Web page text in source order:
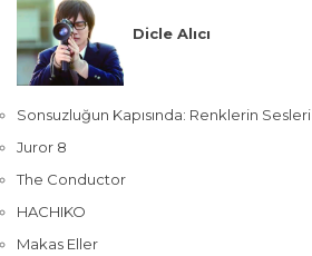
Dicle Alıcı
Sonsuzluğun Kapısında: Renklerin Sesleri
Juror 8
The Conductor
HACHIKO
Makas Eller